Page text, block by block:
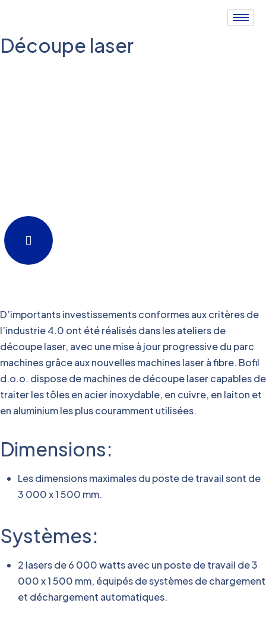
Découpe laser
D’importants investissements conformes aux critères de
l’industrie 4.0 ont été réalisés dans les ateliers de
découpe laser, avec une mise à jour progressive du parc
machines grâce aux nouvelles machines laser à fibre. Bofil
d.o.o. dispose de machines de découpe laser capables de
traiter les tôles en acier inoxydable, en cuivre, en laiton et
en aluminium les plus couramment utilisées.
Dimensions:
Les dimensions maximales du poste de travail sont de
3 000 x 1 500 mm.
Systèmes:
2 lasers de 6 000 watts avec un poste de travail de 3
000 x 1 500 mm, équipés de systèmes de chargement
et déchargement automatiques.